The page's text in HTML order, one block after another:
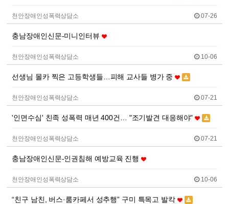
천안장애인성폭력상담소 07-26
충남장애인신문-미니인터뷰
천안장애인성폭력상담소 10-06
선생님 몰카 찍은 고등학생들…피해 교사들 병가 중
천안장애인성폭력상담소 07-21
'인면수심' 친족 성폭력 매년 400건… "조기발견 대응해야"
천안장애인성폭력상담소 07-21
충남장애인신문-인권침해 예방교육 진행
천안장애인성폭력상담소 10-06
“친구 남친, 버스·룸카페서 성추행” 구미 특목고 발칵